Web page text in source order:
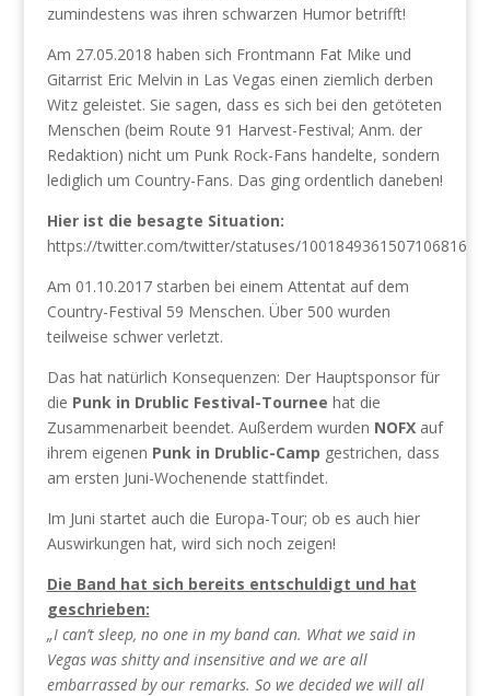
zumindestens was ihren schwarzen Humor betrifft!
Am 27.05.2018 haben sich Frontmann Fat Mike und
Gitarrist Eric Melvin in Las Vegas einen ziemlich derben
Witz geleistet. Sie sagen, dass es sich bei den getöteten
Menschen (beim Route 91 Harvest-Festival; Anm. der
Redaktion) nicht um Punk Rock-Fans handelte, sondern
lediglich um Country-Fans. Das ging ordentlich daneben!
Hier ist die besagte Situation:
https://twitter.com/twitter/statuses/1001849361507106816
Am 01.10.2017 starben bei einem Attentat auf dem
Country-Festival 59 Menschen. Über 500 wurden
teilweise schwer verletzt.
Das hat natürlich Konsequenzen: Der Hauptsponsor für
die Punk in Drublic Festival-Tournee hat die
Zusammenarbeit beendet. Außerdem wurden NOFXauf
ihrem eigenen Punk in Drublic-Camp gestrichen, dass
am ersten Juni-Wochenende stattfindet.
Im Juni startet auch die Europa-Tour; ob es auch hier
Auswirkungen hat, wird sich noch zeigen!
Die Band hat sich bereits entschuldigt und hat
geschrieben:
„I can’t sleep, no one in my band can. What we said in
Vegas was shitty and insensitive and we are all
embarrassed by our remarks. So we decided we will all